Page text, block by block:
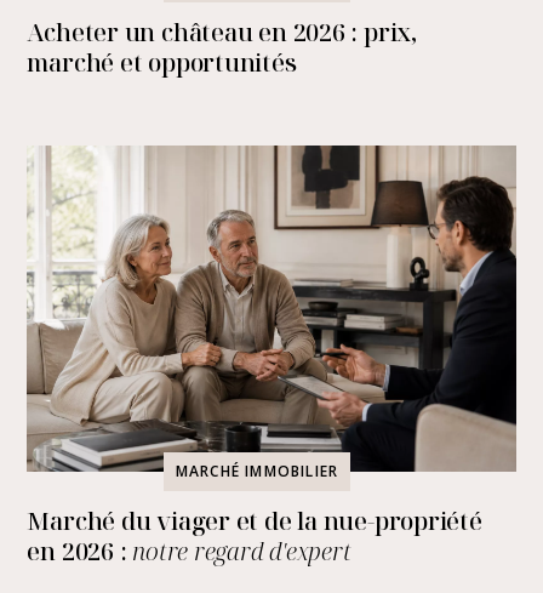
Acheter un château en 2026 : prix,
marché et opportunités
MARCHÉ IMMOBILIER
Marché du viager et de la nue-propriété
en 2026 : notre regard d'expert